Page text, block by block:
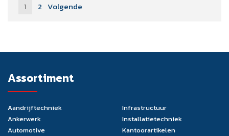
1 2 Volgende
Assortiment
Aandrijftechniek
Ankerwerk
Automotive
Infrastructuur
Installatietechniek
Kantoorartikelen